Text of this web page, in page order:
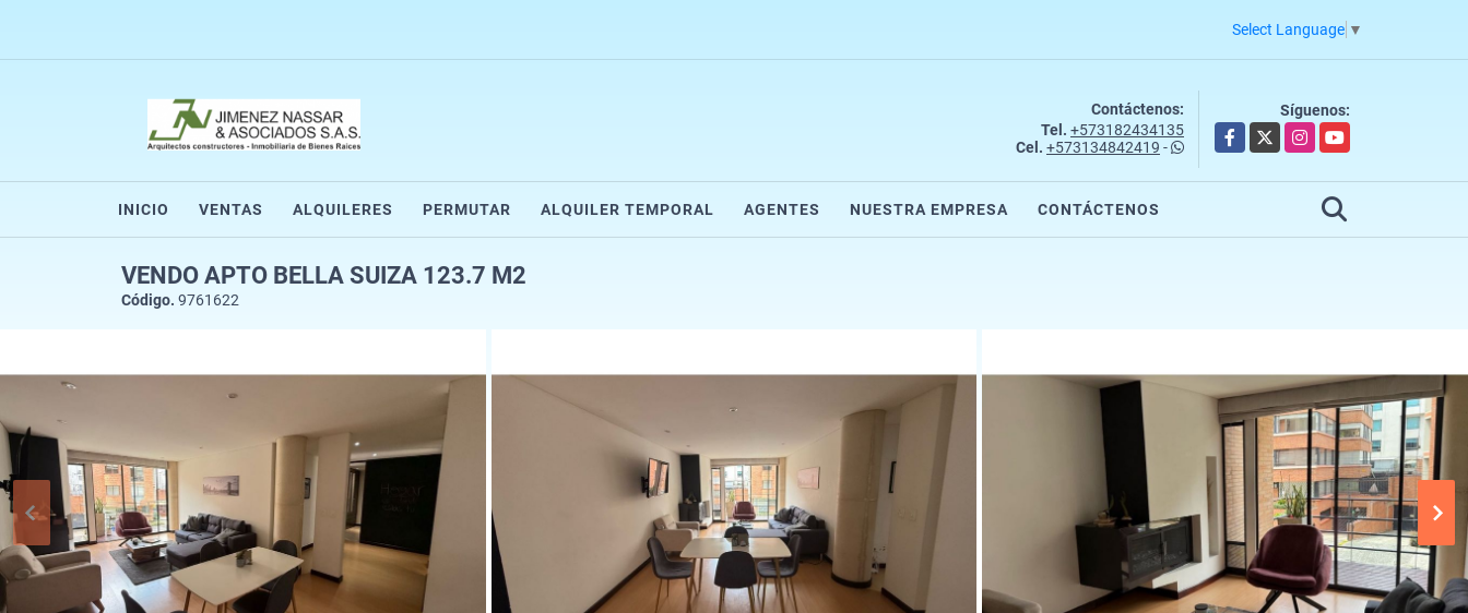
Select Language ▼
Contáctenos:
Tel. +573182434135
Cel. +573134842419 -
Síguenos:
Facebook
X InstagramYouTube
INICIO VENTAS ALQUILERES PERMUTAR ALQUILER TEMPORAL AGENTES NUESTRA EMPRESA CONTÁCTENOS
VENDO APTO BELLA SUIZA 123.7 M2
Código. 9761622